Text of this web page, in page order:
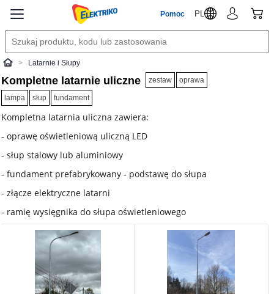
Pomoc PL
ElektrikoLatarnie i Słupy
Kompletne latarnie uliczne zestaw oprawa
lampa słup fundament
Kompletna latarnia uliczna zawiera:
- oprawę oświetleniową uliczną LED
- słup stalowy lub aluminiowy
- fundament prefabrykowany - podstawę do słupa
- złącze elektryczne latarni
- ramię wysięgnika do słupa oświetleniowego